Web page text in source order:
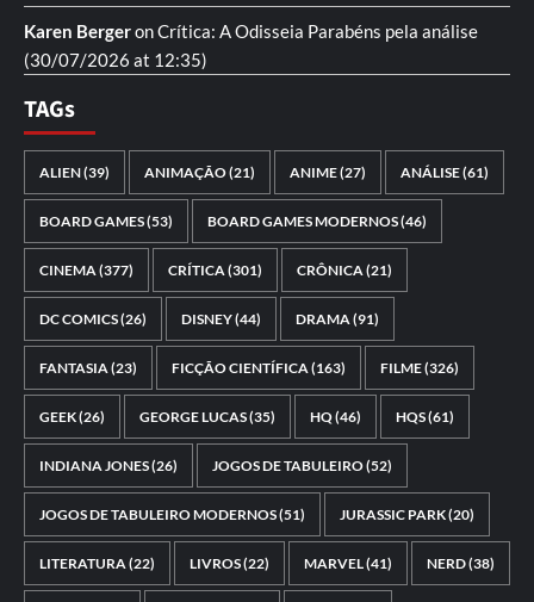
Karen BergeronCrítica: A Odisseia Parabéns pela análise
(30/07/2026 at 12:35)
TAGs
ALIEN(39) ANIMAÇÃO(21) ANIME(27) ANÁLISE(61)
BOARD GAMES(53) BOARD GAMES MODERNOS(46)
CINEMA(377) CRÍTICA(301) CRÔNICA(21)
DC COMICS(26) DISNEY(44) DRAMA(91)
FANTASIA(23) FICÇÃO CIENTÍFICA(163) FILME(326)
GEEK(26) GEORGE LUCAS(35) HQ(46) HQS(61)
INDIANA JONES(26) JOGOS DE TABULEIRO(52)
JOGOS DE TABULEIRO MODERNOS(51) JURASSIC PARK(20)
LITERATURA(22) LIVROS(22) MARVEL(41) NERD(38)